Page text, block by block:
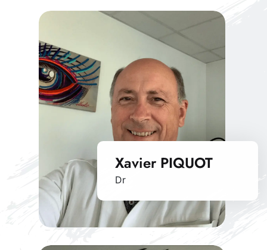
Xavier PIQUOT
Dr